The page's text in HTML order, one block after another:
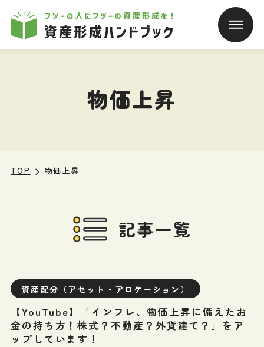
本文へ移動
物価上昇
TOP 物価上昇
記事一覧
資産配分（アセット・アロケーション）
【YouTube】「インフレ、物価上昇に備えたお
金の持ち方！株式？不動産？外貨建て？」をア
ップしています！